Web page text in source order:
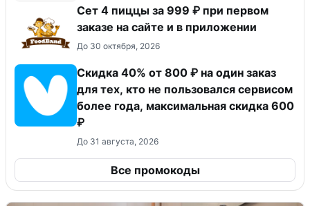
Сет 4 пиццы за 999 ₽ при первом
заказе на сайте и в приложении
До 30 октября, 2026
Скидка 40% от 800 ₽ на один заказ
для тех, кто не пользовался сервисом
более года, максимальная скидка 600
₽
До 31 августа, 2026
Все промокоды